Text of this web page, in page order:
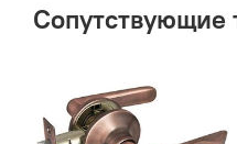
Сопутствующие